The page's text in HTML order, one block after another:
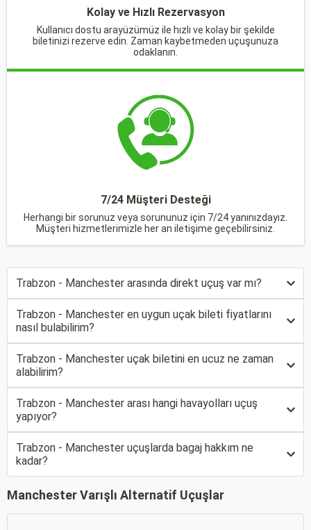
Kolay ve Hızlı Rezervasyon
Kullanıcı dostu arayüzümüz ile hızlı ve kolay bir şekilde
biletinizi rezerve edin. Zaman kaybetmeden uçuşunuza
odaklanın.
7/24 Müşteri Desteği
Herhangi bir sorunuz veya sorununuz için 7/24 yanınızdayız.
Müşteri hizmetlerimizle her an iletişime geçebilirsiniz.
Trabzon - Manchester arasında direkt uçuş var mı?
Trabzon - Manchester en uygun uçak bileti fiyatlarını
nasıl bulabilirim?
Trabzon - Manchester uçak biletini en ucuz ne zaman
alabilirim?
Trabzon - Manchester arası hangi havayolları uçuş
yapıyor?
Trabzon - Manchester uçuşlarda bagaj hakkım ne
kadar?
Manchester Varışlı Alternatif Uçuşlar